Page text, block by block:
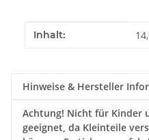
Produkteigenschaft
Wert
Inhalt:
Hinweise & Hersteller
Achtung! Nicht für Kinder
geeignet, da Kleinteile